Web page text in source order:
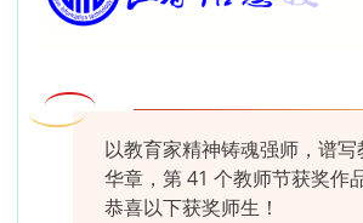
以教育家精神铸魂强师，谱
华章，第 41 个教师节获奖作
恭喜以下获奖师生！